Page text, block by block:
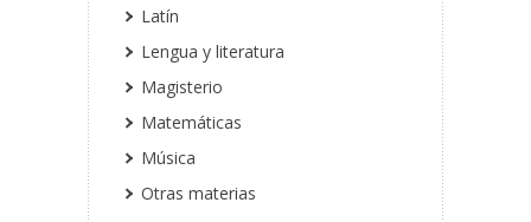
Latín
Lengua y literatura
Magisterio
Matemáticas
Música
Otras materias